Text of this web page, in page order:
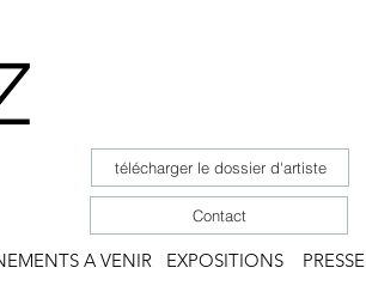
télécharger le dossier d'artiste
Contact
A VENIR EXPOSITIONS PRESSE